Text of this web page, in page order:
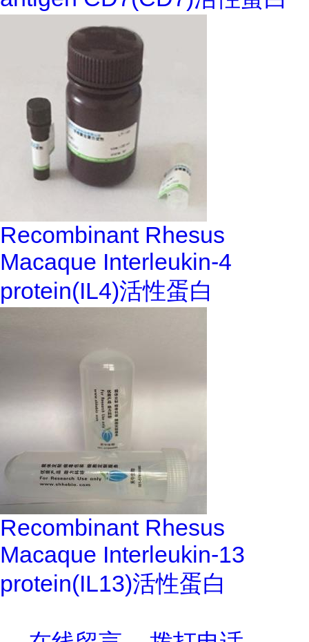
Recombinant Rhesus
Macaque Interleukin-4
protein(IL4)活性蛋白
Recombinant Rhesus
Macaque Interleukin-13
protein(IL13)活性蛋白